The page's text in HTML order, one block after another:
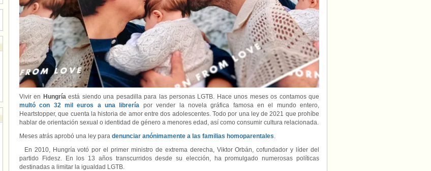
Vivir en Hungríaestá siendo una pesadilla para las personas LGTB. Hace unos meses os contamos que
multó con 32 mil euros a una librería por vender la novela gráfica famosa en el mundo entero,
Heartstopper, que cuenta la historia de amor entre dos adolescentes. Todo por una ley de 2021 que prohíbe
hablar de orientación sexual o identidad de género a menores edad, así como consumir cultura relacionada.
Meses atrás aprobó una ley para denunciar anónimamente a las familias homoparentales.
En 2010, Hungría votó por el primer ministro de extrema derecha, Viktor Orbán, cofundador y líder del
partido Fidesz. En los 13 años transcurridos desde su elección, ha promulgado numerosas políticas
destinadas a limitar la igualdad LGTB.